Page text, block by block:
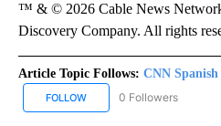
™ & © 2026 Cable News
Discovery Company. All rights
Article Topic Follows: CNN Spanish
FOLLOW FOLLOW "CNN SPANISH"
0 Followers